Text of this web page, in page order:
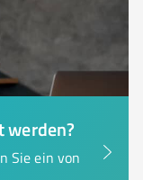
werden?
Sie ein von